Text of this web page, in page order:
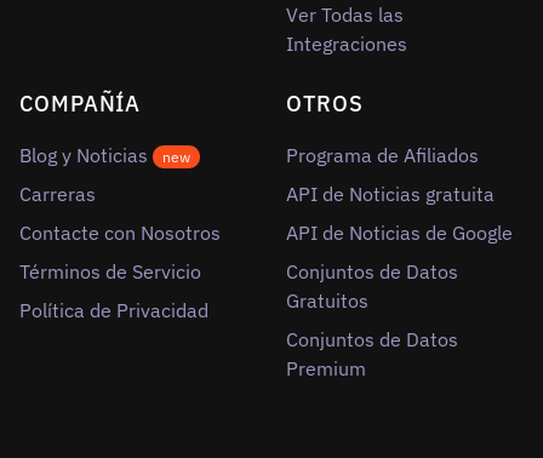
Ver Todas las
Integraciones
COMPAÑÍA
Blog y Noticias new
Carreras
Contacte con Nosotros
Términos de Servicio
Política de Privacidad
OTROS
Programa de Afiliados
API de Noticias gratuita
API de Noticias de Google
Conjuntos de Datos
Gratuitos
Conjuntos de Datos
Premium